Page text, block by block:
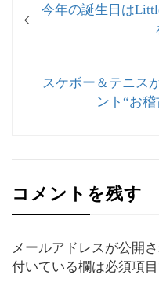
稿
ョ
ン
過
稿:
今年の誕生日は
次
スケボー＆テニス
ント“お
コメントを残す
メールアドレスが公開
付いている欄は必須項